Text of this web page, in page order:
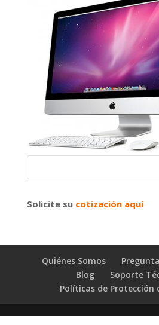
Solicite su cotización aquí
Quiénes Somos
Blog
Soporte
Políticas de Protección